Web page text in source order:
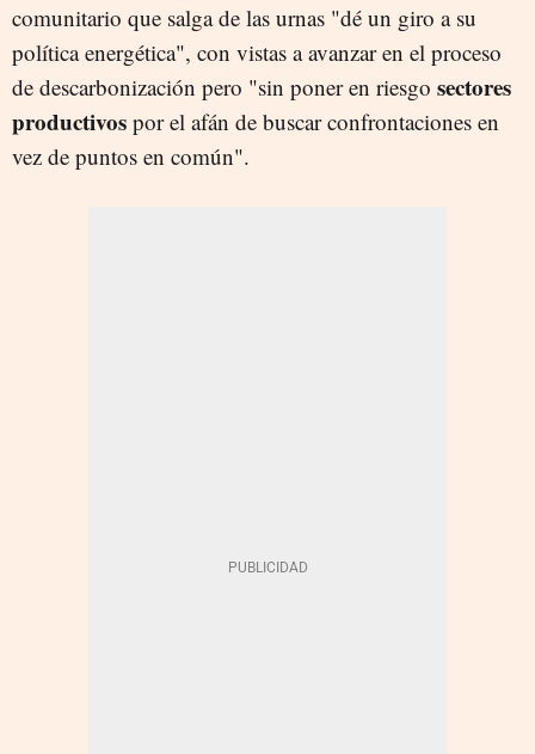
comunitario que salga de las urnas "dé un giro a su
política energética", con vistas a avanzar en el proceso
de descarbonización pero "sin poner en riesgo sectores
productivos por el afán de buscar confrontaciones en
vez de puntos en común".